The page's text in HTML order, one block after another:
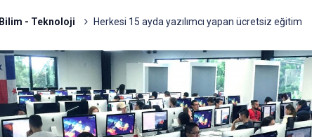
Bilim - Teknoloji Herkesi 15 ayda yazılımcı yapan ücretsiz eğitim